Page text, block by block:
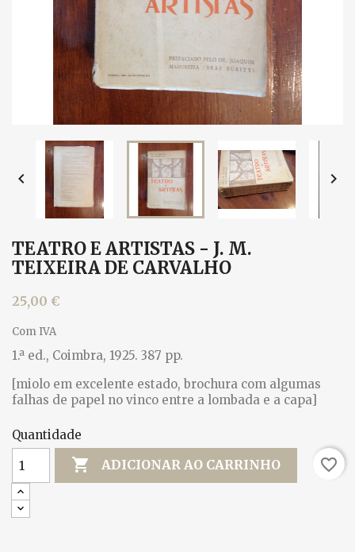
 
TEATRO E ARTISTAS - J. M.
TEIXEIRA DE CARVALHO
25,00 €
Com IVA
1.ª ed., Coimbra, 1925. 387 pp.
[miolo em excelente estado, brochura com algumas
falhas de papel no vinco entre a lombada e a capa]
Quantidade
 ADICIONAR AO CARRINHO favorite_border